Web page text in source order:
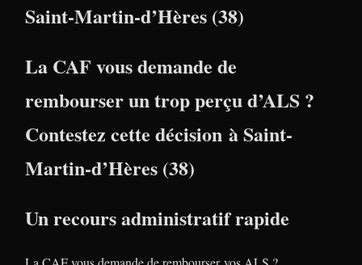
Saint-Martin-d’Hères (38)
La CAF vous demande de
rembourser un trop perçu d’ALS ?
Contestez cette décision à Saint-
Martin-d’Hères (38)
Un recours administratif rapide